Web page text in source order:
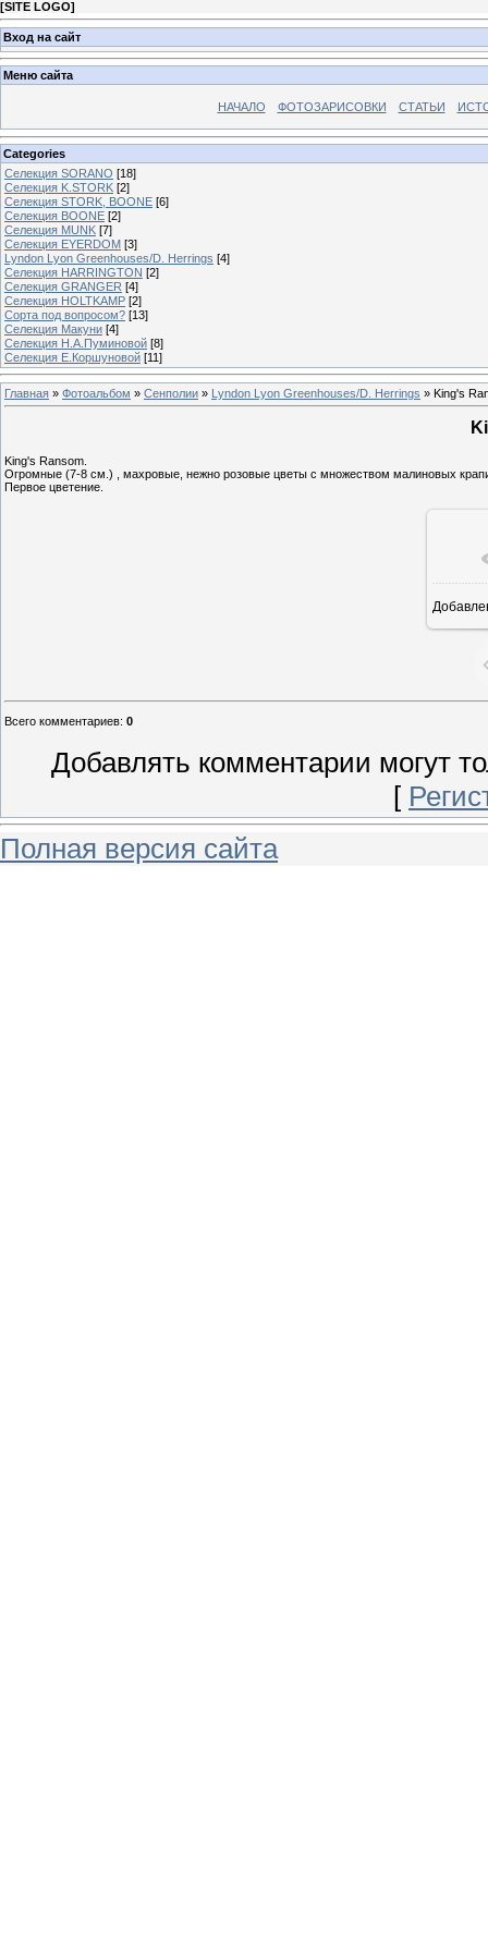
[SITE LOGO]
Вход на сайт
Меню сайта
НАЧАЛО ФОТОЗАРИСОВКИ СТАТЬИ
Categories
Селекция SORANO [18]
Селекция K.STORK [2]
Селекция STORK, BOONE [6]
Селекция BOONE [2]
Селекция MUNK [7]
Селекция EYERDOM [3]
Lyndon Lyon Greenhouses/D. Herrings [4]
Селекция HARRINGTON [2]
Селекция GRANGER [4]
Селекция HOLTKAMP [2]
Сорта под вопросом? [13]
Селекция Макуни [4]
Селекция Н.А.Пуминовой [8]
Селекция Е.Коршуновой [11]
Главная » Фотоальбом » Сенполии » Lyndon Lyon Greenhouses/D. Herrings » King's
King's Ransom.
Огромные (7-8 см.) , махровые, нежно розовые цветы с множеством малиновых
Первое цветение.
Всего комментариев: 0
Добавлять комментарии могут
[
Полная версия сайта